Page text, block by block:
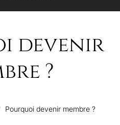
devenir
?
' Pourquoi devenir membre ?